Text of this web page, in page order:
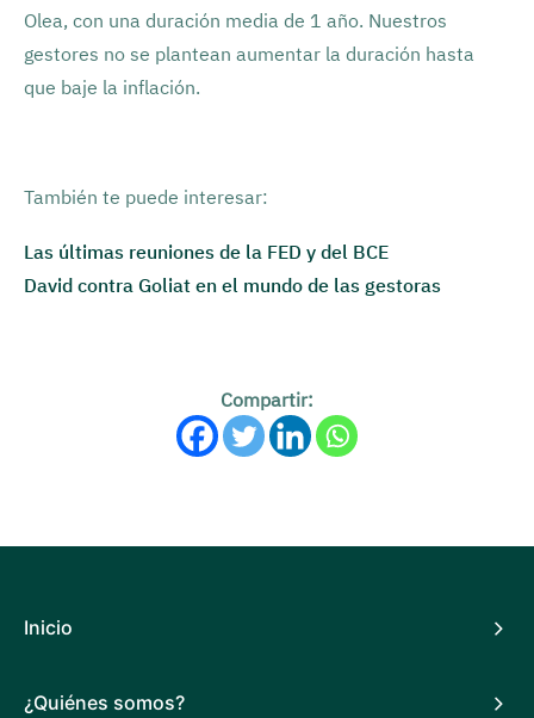
Olea, con una duración media de 1 año. Nuestros
gestores no se plantean aumentar la duración hasta
que baje la inflación.
También te puede interesar:
Las últimas reuniones de la FED y del BCE
David contra Goliat en el mundo de las gestoras
Compartir:
Inicio
¿Quiénes somos?